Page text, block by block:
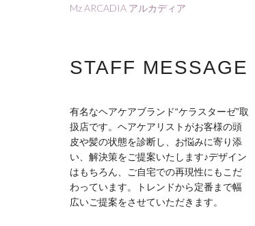
Mz ARCADIA アルカディア
STAFF MESSAGE
有名なヘアケアブランド“ケラスターゼ”取
扱店です。ヘアケアリストがお客様の頭
皮や髪の状態を診断し、お悩みに寄り添
い、解決策をご提案いたします♪デザイン
はもちろん、ご自宅での再現性にもこだ
わっています。トレンドから定番まで幅
広いご提案をさせていただきます。